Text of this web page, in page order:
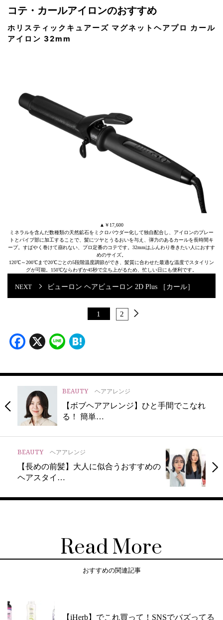
コテ・カールアイロンのおすすめ
ホリスティックキュアーズ マグネットヘアプロ カール
アイロン 32mm
▲￥17,600
ミネラルを含んだ数種類の天然鉱石をミクロパウダー化して独自配合し、アイロンのプレー
トとパイプ部に加工することで、髪にツヤとうるおいを与え、弾力のあるカールを長時間キ
ープ。すばやく巻けて崩れない、プロ定番のコテです。32mmはふんわり巻きたい人におすす
めのサイズ。
120℃～200℃まで20℃ごとの5段階温度調節ができ、髪質に合わせた最適な温度でスタイリン
グが可能。150℃ならわずか45秒で立ち上がるため、忙しい日にも便利です。
ビューロン ヘアビューロン 2D Plus ［カール］
1 2
Facebook
X Line
BEAUTY ヘアアレンジ
【ボブヘアアレンジ】ひと手間でこなれ
る！ 簡単…
BEAUTY ヘアアレンジ
【長めの前髪】大人に似合うおすすめの
ヘアスタイ…
Read More
おすすめの関連記事
【iHerb】でこれ買って！SNSでバズってる